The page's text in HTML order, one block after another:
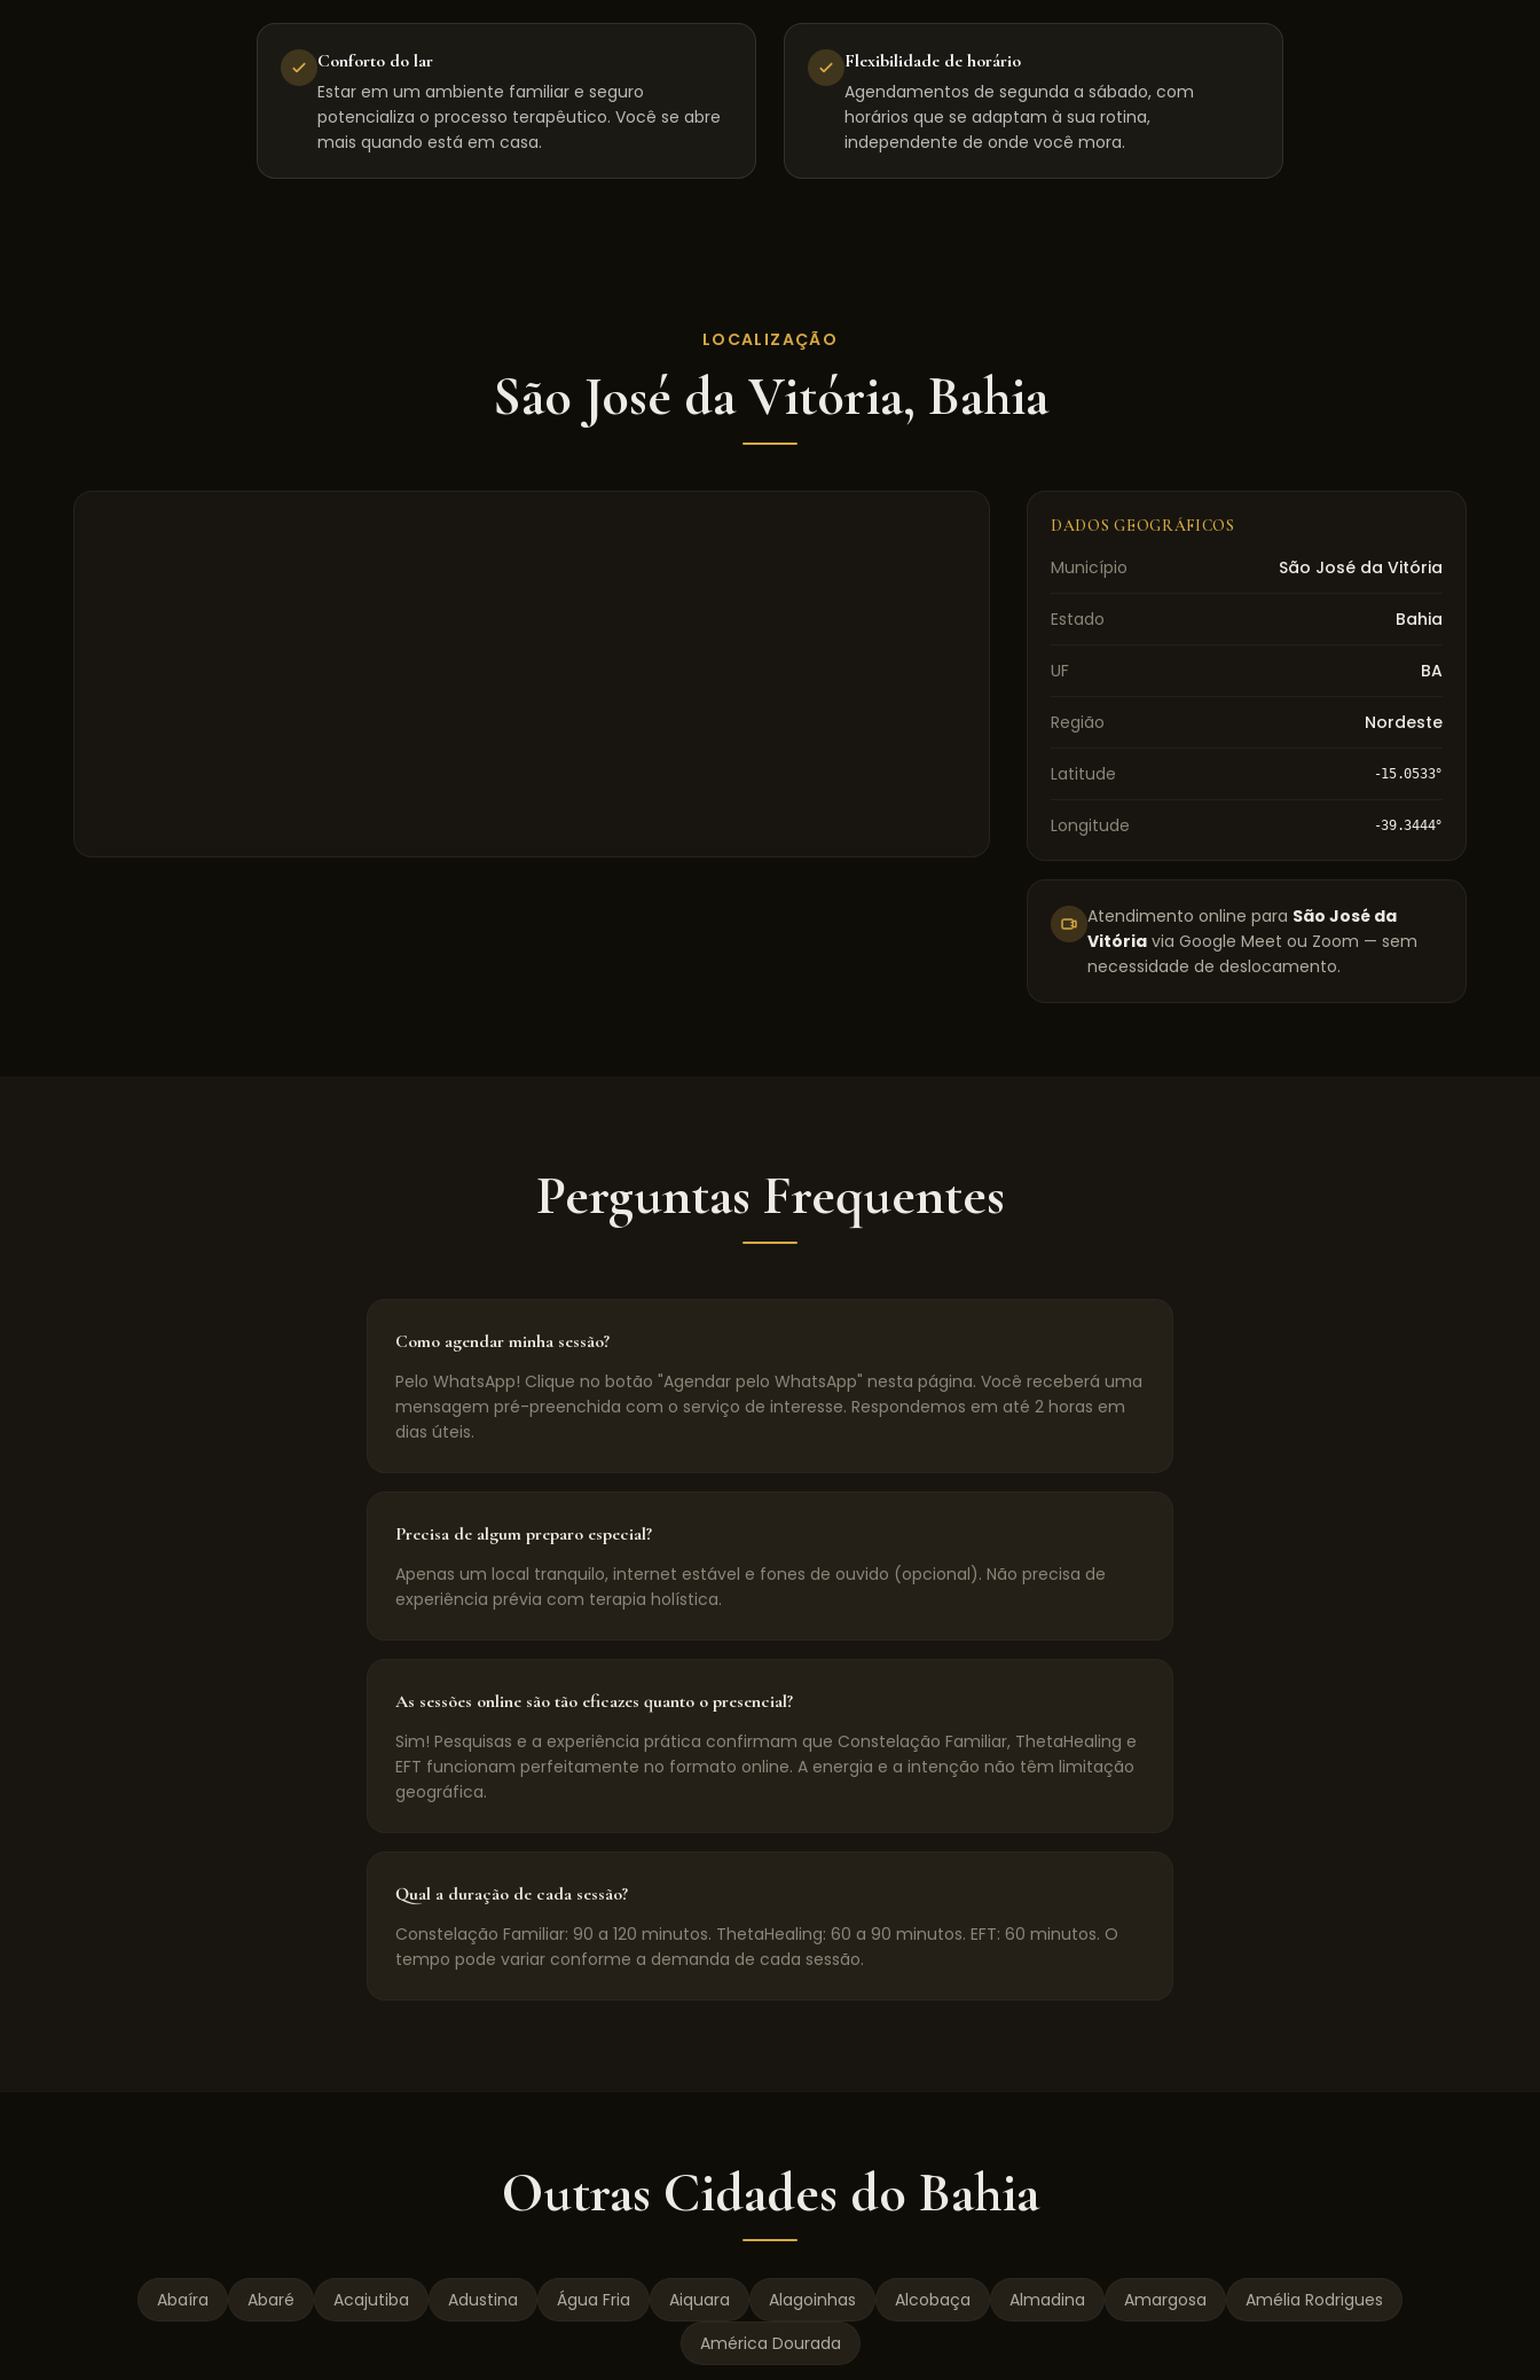
Conforto do lar
Estar em um ambiente familiar e seguro
potencializa o processo terapêutico. Você se abre
mais quando está em casa.
Flexibilidade de horário
Agendamentos de segunda a sábado, com
horários que se adaptam à sua rotina,
independente de onde você mora.
LOCALIZAÇÃO
São José da Vitória, Bahia
DADOS GEOGRÁFICOS
Município São José da Vitória
Estado Bahia
UF BA
Região Nordeste
Latitude -15.0533°
Longitude -39.3444°
Atendimento online para São José da
Vitória via Google Meet ou Zoom — sem
necessidade de deslocamento.
Perguntas Frequentes
Como agendar minha sessão?
Pelo WhatsApp! Clique no botão "Agendar pelo WhatsApp" nesta página. Você receberá uma
mensagem pré-preenchida com o serviço de interesse. Respondemos em até 2 horas em
dias úteis.
Precisa de algum preparo especial?
Apenas um local tranquilo, internet estável e fones de ouvido (opcional). Não precisa de
experiência prévia com terapia holística.
As sessões online são tão eficazes quanto o presencial?
Sim! Pesquisas e a experiência prática confirmam que Constelação Familiar, ThetaHealing e
EFT funcionam perfeitamente no formato online. A energia e a intenção não têm limitação
geográfica.
Qual a duração de cada sessão?
Constelação Familiar: 90 a 120 minutos. ThetaHealing: 60 a 90 minutos. EFT: 60 minutos. O
tempo pode variar conforme a demanda de cada sessão.
Outras Cidades do Bahia
Abaíra Abaré Acajutiba Adustina Água Fria Aiquara Alagoinhas Alcobaça Almadina Amargosa
Amélia Rodrigues
América Dourada